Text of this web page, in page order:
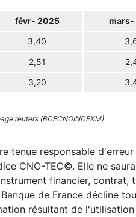
févr- 2025 mars-
3,40
2,51
3,20
reuters (BDFCNOINDEXM)
tenue responsable
CNO-TEC©. Elle ne
financier,
de France décline
résultant de